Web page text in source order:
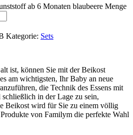
ab 6 Monaten blaubeere Menge
Kategorie: Sets
ist, können Sie mit der Beikost
am wichtigsten, Ihr Baby an neue
die Technik des Essens mit
in der Lage zu sein,
Beikost wird für Sie zu einem völlig
von Familym die perfekte Wahl